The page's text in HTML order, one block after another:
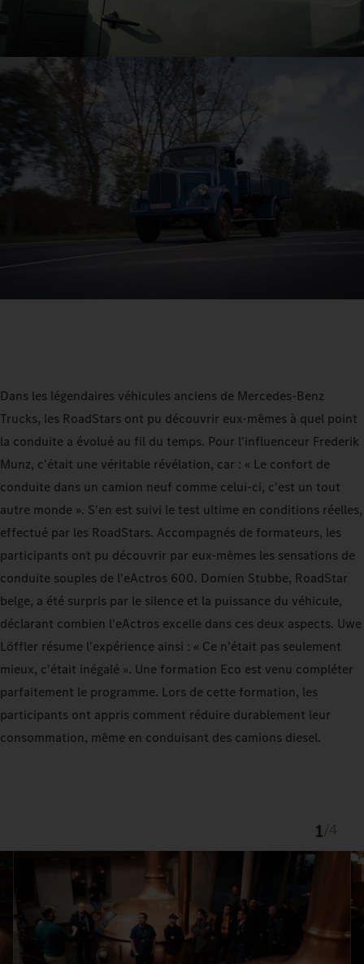
Dans les légendaires véhicules anciens de Mercedes-Benz
Trucks, les RoadStars ont pu découvrir eux-mêmes à quel point
la conduite a évolué au fil du temps. Pour l'influenceur Frederik
Munz, c'était une véritable révélation, car : « Le confort de
conduite dans un camion neuf comme celui-ci, c'est un tout
autre monde ». S'en est suivi le test ultime en conditions réelles,
effectué par les RoadStars. Accompagnés de formateurs, les
participants ont pu découvrir par eux-mêmes les sensations de
conduite souples de l'eActros 600. Domien Stubbe, RoadStar
belge, a été surpris par le silence et la puissance du véhicule,
déclarant combien l'eActros excelle dans ces deux aspects. Uwe
Löffler résume l'expérience ainsi : « Ce n'était pas seulement
mieux, c'était inégalé ». Une formation Eco est venu compléter
parfaitement le programme. Lors de cette formation, les
participants ont appris comment réduire durablement leur
consommation, même en conduisant des camions diesel.
1